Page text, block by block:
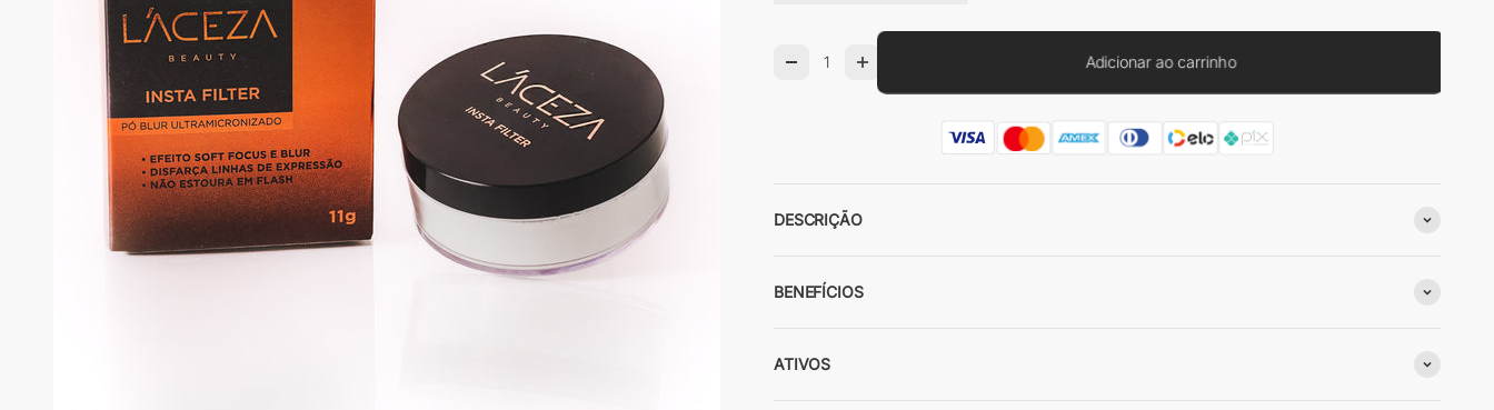
Adicionar ao carrinho
DESCRIÇÃO
BENEFÍCIOS
ATIVOS